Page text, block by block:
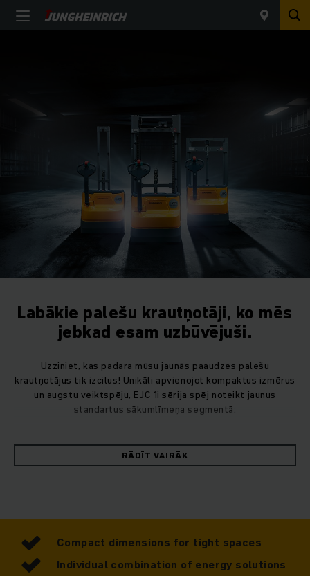
Labākie palešu krautņotāji, ko mēs
jebkad esam uzbūvējuši.
Uzziniet, kas padara mūsu jaunās paaudzes palešu
krautņotājus tik izcilus! Unikāli apvienojot kompaktus izmērus
un augstu veiktspēju, EJC 1i sērija spēj noteikt jaunus
standartus sākumlīmeņa segmentā:
Kompaktākā kravas tehnika ar vislielāko atlikušo
uzņēmumiem - visur, kur ir augstas un šauras telpas.
Elektriskie palešu krautņotāji var lepoties ar
energoefektivitāti un uzticamību, pateicoties mūsu
īpaši modernajai litija jonu tehnoloģijai.
RĀDĪT VAIRĀK
Compact dimensions for tight spaces
Individual combination of energy solutions